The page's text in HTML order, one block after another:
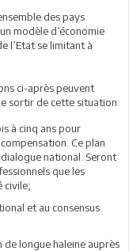
des pays
modèle d’économie
l’Etat se limitant à
ci-après peuvent
sortir de cette situation:
à cinq ans pour
Ce plan
national. Seront
que les
civile;
et au consensus
de longue haleine auprès